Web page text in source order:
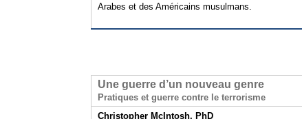
Arabes et des Américains musulmans.
Une guerre d’un nouveau genre
Pratiques et guerre contre le terrorisme
Christopher McIntosh, PhD